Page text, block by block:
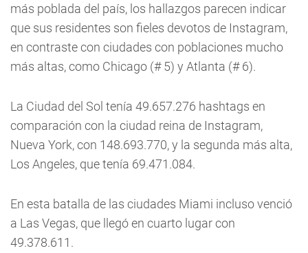
más poblada del país, los hallazgos parecen indicar
que sus residentes son fieles devotos de Instagram,
en contraste con ciudades con poblaciones mucho
más altas, como Chicago (# 5) y Atlanta (# 6).
La Ciudad del Sol tenía 49.657.276 hashtags en
comparación con la ciudad reina de Instagram,
Nueva York, con 148.693.770, y la segunda más alta,
Los Angeles, que tenía 69.471.084.
En esta batalla de las ciudades Miami incluso venció
a Las Vegas, que llegó en cuarto lugar con
49.378.611.